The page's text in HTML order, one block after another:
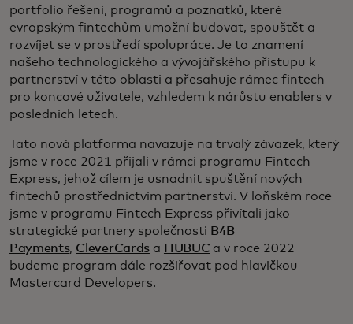
portfolio řešení, programů a poznatků, které
evropským fintechům umožní budovat, spouštět a
rozvíjet se v prostředí spolupráce. Je to znamení
našeho technologického a vývojářského přístupu k
partnerství v této oblasti a přesahuje rámec fintech
pro koncové uživatele, vzhledem k nárůstu enablers v
posledních letech.
Tato nová platforma navazuje na trvalý závazek, který
jsme v roce 2021 přijali v rámci programu Fintech
Express, jehož cílem je usnadnit spuštění nových
fintechů prostřednictvím partnerství. V loňském roce
jsme v programu Fintech Express přivítali jako
strategické partnery společnosti B4B
Payments, CleverCardsa HUBUC a v roce 2022
budeme program dále rozšiřovat pod hlavičkou
Mastercard Developers.